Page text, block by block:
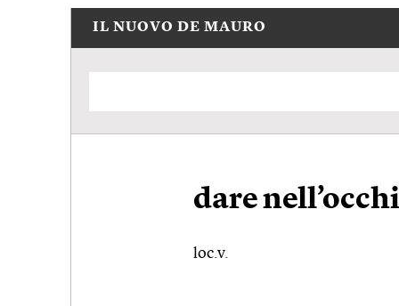
IL NUOVO DE MAURO
dare
loc.v.